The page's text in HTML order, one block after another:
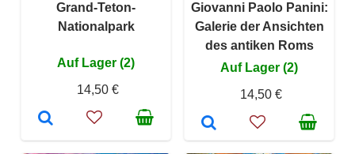
Grand-Teton-
Nationalpark
Auf Lager (2)
14,50 €
Giovanni Paolo Panini:
Galerie der Ansichten
des antiken Roms
Auf Lager (2)
14,50 €